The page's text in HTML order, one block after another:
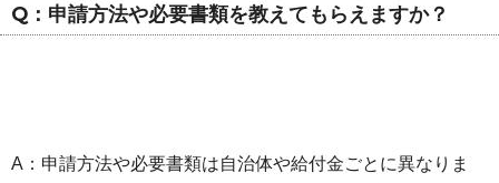
Q：申請方法や必要書類を教えてもらえますか？
A：申請方法や必要書類は自治体や給付金ごとに異なりま